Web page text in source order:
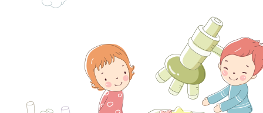
理「115年度515國
導及系列座談活動」
安全宣導
有關衛生福利部辦
逆境少年家庭支持服
員專業輔導及效能精
北、中、南共3場次
轉知社團法人中華民
礙聯盟辦理「2026
少意見交流大會」簡
台灣遊戲治療學會
月至8月舉辦「空間
檢送行政院新聞傳播